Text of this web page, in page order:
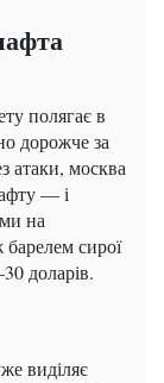
полягає в
дорожче за
атаки, москва
— і
на
барелем сирої
доларів.
виділяє